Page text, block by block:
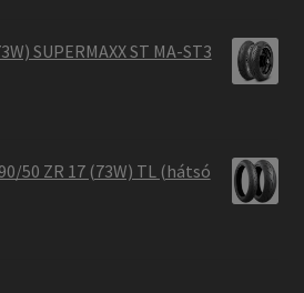
SUPERMAXX ST MA-ST3
50 ZR 17 (73W) TL (hátsó